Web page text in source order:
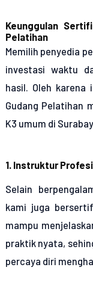
Keunggulan
Pelatihan
Memilih penyedia
investasi waktu
hasil. Oleh karena
Gudang Pelatihan
K3 umum di
1. Instruktur
Selain
kami juga
mampu
praktik nyata,
percaya diri